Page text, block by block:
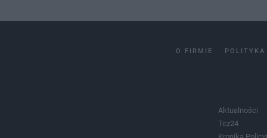
O FIRMIE POLITYKA
Aktualności
Tcz24